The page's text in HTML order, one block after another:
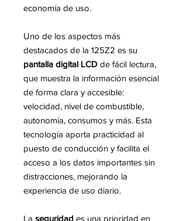
economía de uso.
Uno de los aspectos más
destacados de la 125Z2 es su
pantalla digital LCD de fácil lectura,
que muestra la información esencial
de forma clara y accesible:
velocidad, nivel de combustible,
autonomía, consumos y más. Esta
tecnología aporta practicidad al
puesto de conducción y facilita el
acceso a los datos importantes sin
distracciones, mejorando la
experiencia de uso diario.
La seguridad es una prioridad en